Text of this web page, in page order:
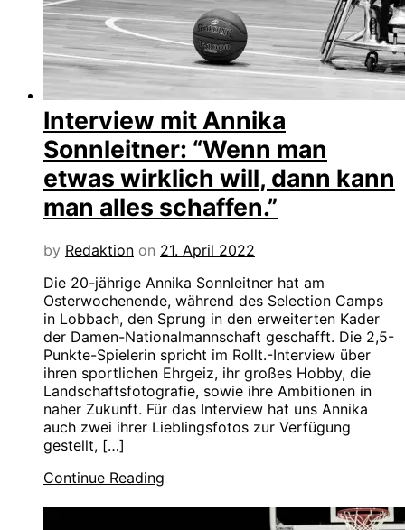
Interview mit Annika
Sonnleitner: “Wenn man
etwas wirklich will, dann kann
man alles schaffen.”
by Redaktion on 21. April 2022
Die 20-jährige Annika Sonnleitner hat am
Osterwochenende, während des Selection Camps
in Lobbach, den Sprung in den erweiterten Kader
der Damen-Nationalmannschaft geschafft. Die 2,5-
Punkte-Spielerin spricht im Rollt.-Interview über
ihren sportlichen Ehrgeiz, ihr großes Hobby, die
Landschaftsfotografie, sowie ihre Ambitionen in
naher Zukunft. Für das Interview hat uns Annika
auch zwei ihrer Lieblingsfotos zur Verfügung
gestellt, […]
Continue Reading